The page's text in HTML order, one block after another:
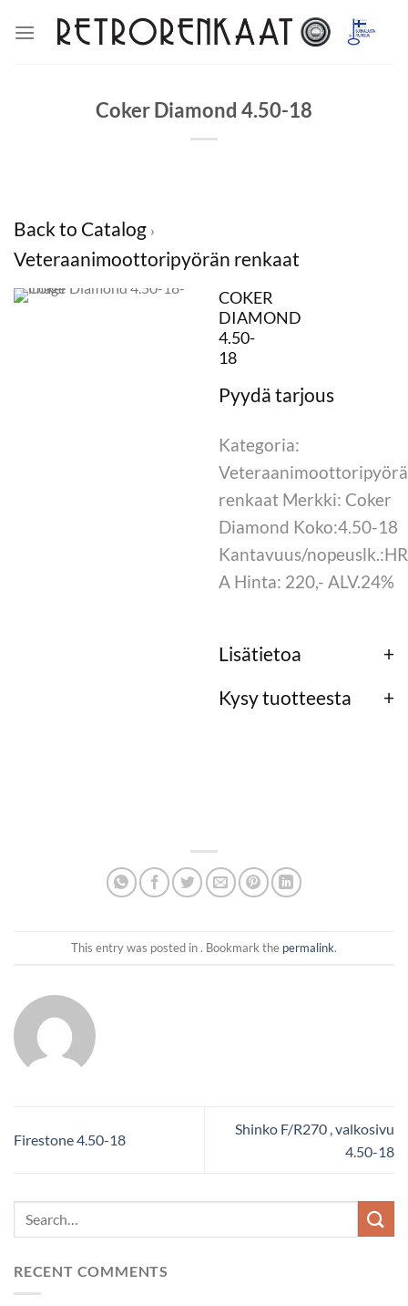
Coker Diamond 4.50-18
Back to Catalog
Veteraanimoottoripyörän renkaat
COKER
DIAMOND
4.50-
18
Kategoria:
renkaat Merkki: Coker
Diamond Koko:4.50-18
Kantavuus/
A Hinta: 220,- ALV.24%
Lisätietoa
Kysy tuotteesta
This entry was posted in . Bookmark the permalink.
Firestone 4.50-18
Shinko F/R270 , valkosivu
4.50-18
RECENT COMMENTS